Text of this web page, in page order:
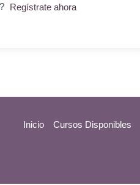
Regístrate ahora
Inicio Cursos Disponibles